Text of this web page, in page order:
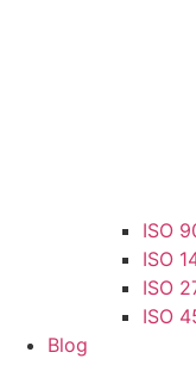
ISO
ISO
ISO
ISO
Blog